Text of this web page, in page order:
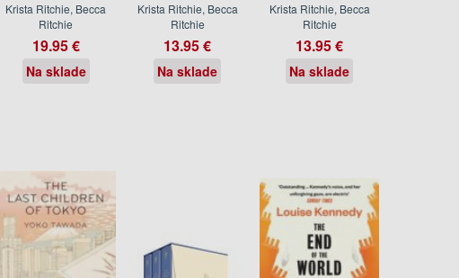
Krista Ritchie, Becca
Ritchie
19.95 €
Na sklade
Krista Ritchie, Becca
Ritchie
13.95 €
Na sklade
Krista Ritchie, Becca
Ritchie
13.95 €
Na sklade